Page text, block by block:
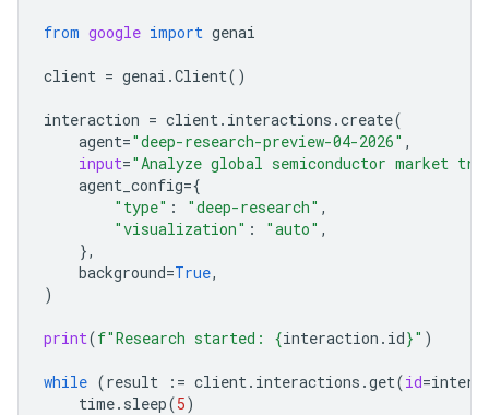
from google import genai
client = genai .Client()
interaction = client. interactions .create(
agent="deep-research-preview-04-2026" ,
input="Analyze global semiconductor market
agent_config={
"type" : "deep-research" ,
"visualization" : "auto" ,
},
background=True,
)
print(f"Research started: {interaction . id}" )
while (result := client. interactions .get(id=
time. sleep(5)